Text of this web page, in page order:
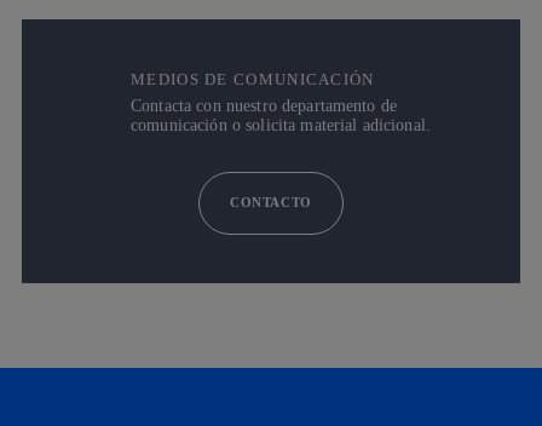
MEDIOS DE COMUNICACIÓN
Contacta con nuestro departamento de
comunicación o solicita material adicional.
CONTACTO